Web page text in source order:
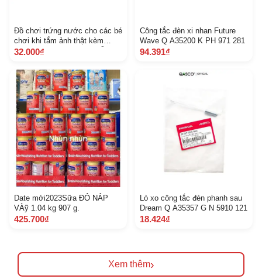
Đồ chơi trứng nước cho các bé
chơi khi tắm ảnh thật kèm
video Khách chat chọn mẫu
32.000₫
Công tắc đèn xi nhan Future
Wave Q A35200 K PH 971 281
94.391₫
Date mới2023Sữa ĐỎ NẮP
VÀỹ 1.04 kg 907 g.
425.700₫
Lò xo công tắc đèn phanh sau
Dream Q A35357 G N 5910 121
18.424₫
Xem thêm›